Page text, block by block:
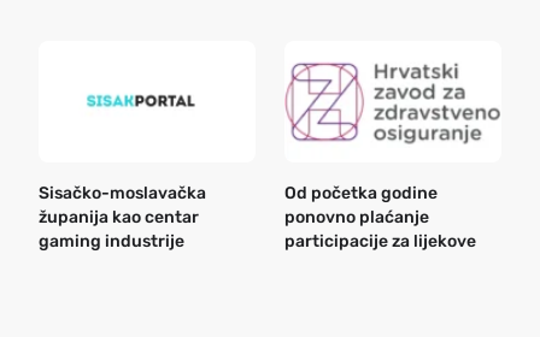
Sisačko-moslavačka
županija kao centar
gaming industrije
Od početka godine
ponovno plaćanje
participacije za lijekove